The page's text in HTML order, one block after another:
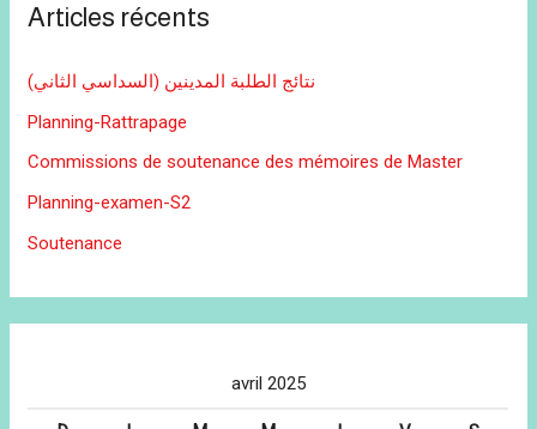
Articles récents
نتائج الطلبة المدينين (السداسي الثاني)
Planning-Rattrapage
Commissions de soutenance des mémoires de Master
Planning-examen-S2
Soutenance
avril 2025